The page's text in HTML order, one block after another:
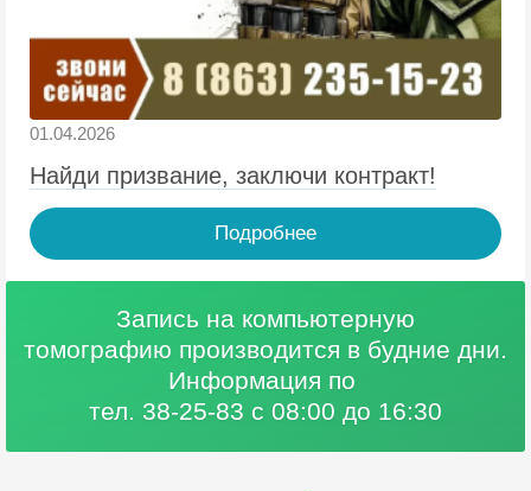
01.04.2026
Найди призвание, заключи контракт!
Подробнее
Запись на компьютерную
томографию производится в будние дни.
Информация по
тел. 38-25-83 с 08:00 до 16:30